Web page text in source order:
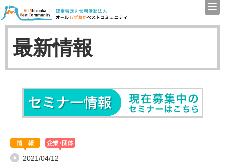
認定特定非営利活動法人（
≡
最新情報
2021/04/12